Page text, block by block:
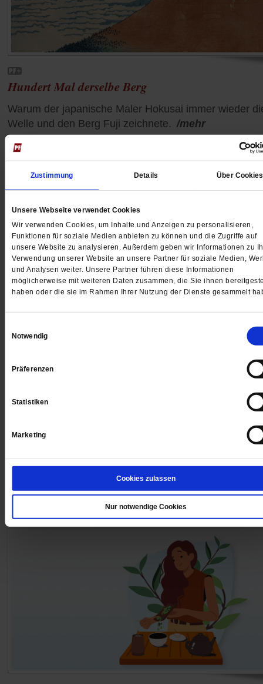
Zustimmung Details Über Cookies
Unsere Webseite verwendet Cookies
Wir verwenden Cookies, um Inhalte und Anzeigen zu personalisieren,
Funktionen für soziale Medien anbieten zu können und die Zugriffe auf
unsere Website zu analysieren. Außerdem geben wir Informationen zu
Verwendung unserer Website an unsere Partner für soziale Medien,
und Analysen weiter. Unsere Partner führen diese Informationen
möglicherweise mit weiteren Daten zusammen, die Sie ihnen
haben oder die sie im Rahmen Ihrer Nutzung der Dienste gesammelt
Notwendig
Präferenzen
Statistiken
Marketing
Cookies zulassen
Nur notwendige Cookies
Hundert Mal derselbe Berg
Warum der japanische Maler Hokusai immer wieder
Welle und den Berg Fuji zeichnete. /mehr
Im Kinofilm »Rental Family« mimt ein amerikanischer
Schauspieler den abwesenden Vater oder simuliert
Bräutigam – und verliert dabei völlig die nötige
Fraser) mit »Tochter« Mia (Shannon Mahina Gorman)
Rental Family. Für die Bewerbung an einer
soll eine intakte Familie vorgegaukelt werden. /mehr